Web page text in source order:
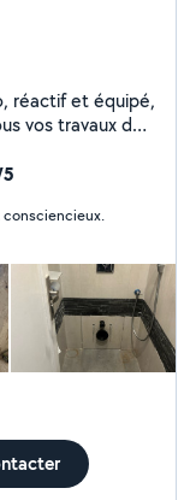
vos travaux de
à la création
de A à Z
lavabos,
d'eau
et rénovation
ou réseaux.
Zéro
consciencieux.